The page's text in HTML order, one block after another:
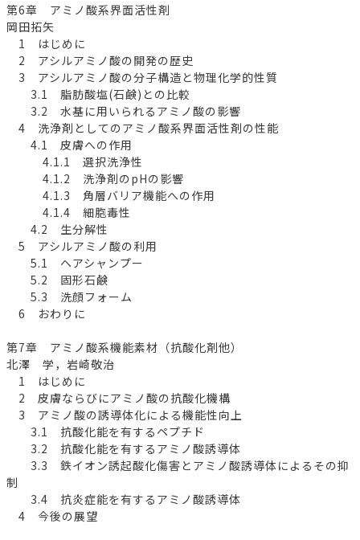
第6章 アミノ酸系界面活性剤
岡田拓矢
1 はじめに
2 アシルアミノ酸の開発の歴史
3 アシルアミノ酸の分子構造と物理化学的性質
3.1 脂肪酸塩(石鹸)との比較
3.2 水基に用いられるアミノ酸の影響
4 洗浄剤としてのアミノ酸系界面活性剤の性能
4.1 皮膚への作用
4.1.1 選択洗浄性
4.1.2 洗浄剤のpHの影響
4.1.3 角層バリア機能への作用
4.1.4 細胞毒性
4.2 生分解性
5 アシルアミノ酸の利用
5.1 ヘアシャンプー
5.2 固形石鹸
5.3 洗顔フォーム
6 おわりに
第7章 アミノ酸系機能素材（抗酸化剤他）
北澤 学，岩崎敬治
1 はじめに
2 皮膚ならびにアミノ酸の抗酸化機構
3 アミノ酸の誘導体化による機能性向上
3.1 抗酸化能を有するペプチド
3.2 抗酸化能を有するアミノ酸誘導体
3.3 鉄イオン誘起酸化傷害とアミノ酸誘導体によるその抑
制
3.4 抗炎症能を有するアミノ酸誘導体
4 今後の展望